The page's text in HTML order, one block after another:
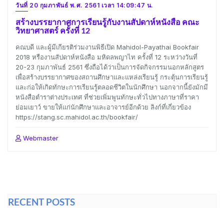
วันที่ 20 กุมภาพันธ์ พ.ศ. 2561 เวลา 14:09:47 น.
สร้างบรรยากาศการเรียนรู้กับงานสัปดาห์หนังสือ คณะ
วิทยาศาสตร์ ครั้งที่ 12
คณบดี และผู้มีเกียรติร่วมงานพิธีเปิด Mahidol-Payathai Bookfair
2018 หรืองานสัปดาห์หนังสือ มหิดลพญาไท ครั้งที่ 12 ระหว่างวันที่
20-23 กุมภาพันธ์ 2561 ซึ่งถือได้ว่าเป็นการจัดกิจกรรมนอกหลักสูตร
เพื่อสร้างบรรยากาศของสถานศึกษาและแหล่งเรียนรู้ กระตุ้นการเรียนรู้
และก่อให้เกิดทักษะการเรียนรู้ตลอดชีวิตในนักศึกษา นอกจากนี้ยังมักมี
หนังสือตำราต่างประเทศ ที่ช่วยเพิ่มพูนทักษะทั่วไปทางภาษาที่ราคา
ย่อมเยาว์ ขายให้แก่นักศึกษาและอาจารย์อีกด้วย ลิงก์ที่เกี่ยวข้อง
https://stang.sc.mahidol.ac.th/bookfair/
Webmaster
RECENT POSTS